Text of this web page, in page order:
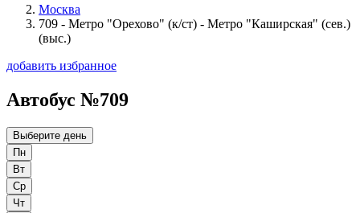
Москва
709 - Метро "Орехово" (к/ст) - Метро "Каширская" (сев.)
(выс.)
добавить избранное
Автобус №709
Выберите день
Пн
Вт
Ср
Чт